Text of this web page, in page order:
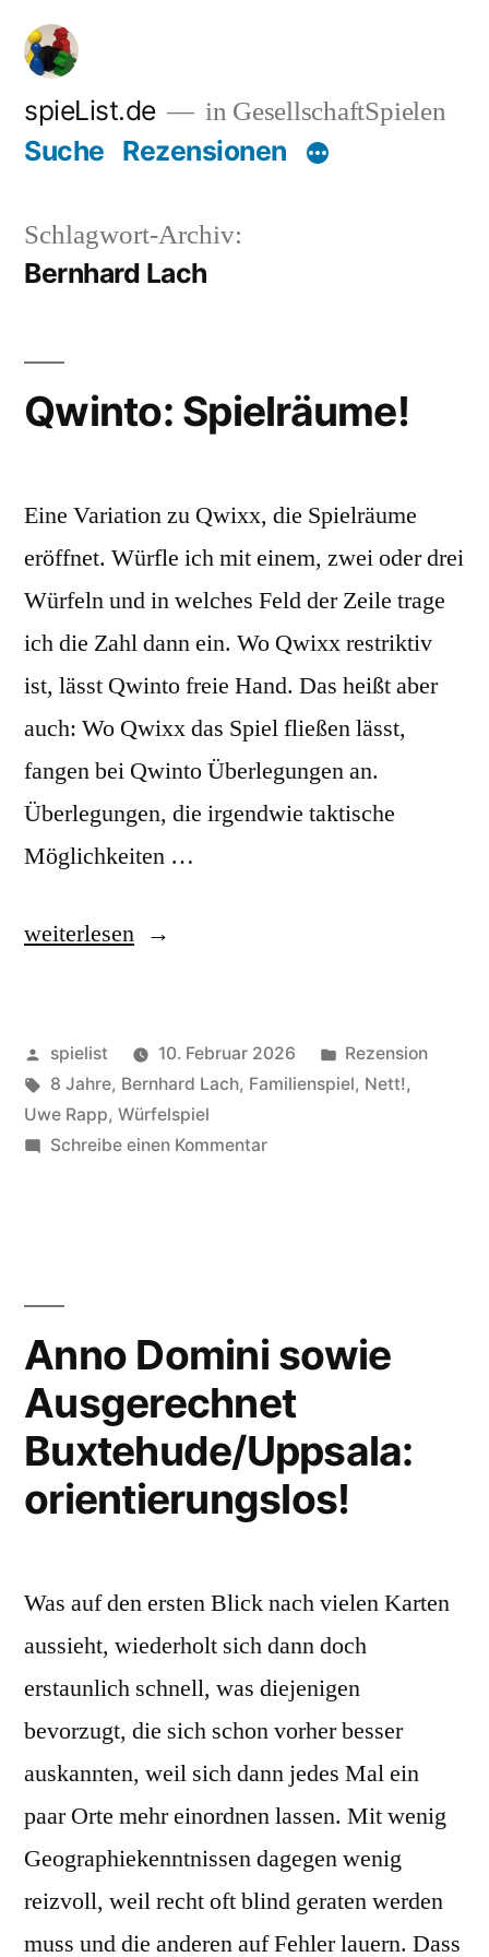
Zum
Inhalt
springen
spieList.de in GesellschaftSpielen
Suche Rezensionen
Schlagwort-Archiv:
Bernhard Lach
Qwinto: Spielräume!
Eine Variation zu Qwixx, die Spielräume
eröffnet. Würfle ich mit einem, zwei oder drei
Würfeln und in welches Feld der Zeile trage
ich die Zahl dann ein. Wo Qwixx restriktiv
ist, lässt Qwinto freie Hand. Das heißt aber
auch: Wo Qwixx das Spiel fließen lässt,
fangen bei Qwinto Überlegungen an.
Überlegungen, die irgendwie taktische
Möglichkeiten …
„Qwinto:
weiterlesen
Veröffentlicht
von
spielist 10. Februar 2026
Veröffentlicht
in
Rezension
Schlagwörter:
8 Jahre, Bernhard Lach, Familienspiel, Nett!,
Uwe Rapp, Würfelspiel
Schreibe einen Kommentarzu
Anno Domini sowie
Ausgerechnet
Buxtehude/Uppsala:
orientierungslos!
Was auf den ersten Blick nach vielen Karten
aussieht, wiederholt sich dann doch
erstaunlich schnell, was diejenigen
bevorzugt, die sich schon vorher besser
auskannten, weil sich dann jedes Mal ein
paar Orte mehr einordnen lassen. Mit wenig
Geographiekenntnissen dagegen wenig
reizvoll, weil recht oft blind geraten werden
muss und die anderen auf Fehler lauern. Dass